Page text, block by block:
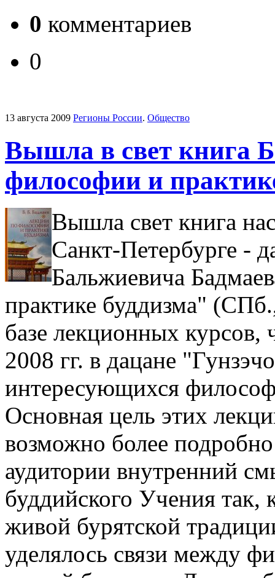
0 комментариев
0
13 августа 2009 Регионы России. Общество
Вышла в свет книга
философии и
Вышла свет книга
Санкт-Петербурге -
Бальжиевича
практике буддизма"
базе лекционных курсов,
2008 гг. в дацане
интересующихся
Основная цель этих
возможно более
аудитории внутренний
буддийского Учения так,
живой бурятской
уделялось связи между